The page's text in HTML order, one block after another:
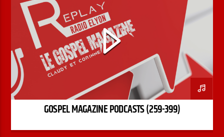
GOSPEL MAGAZINE PODCASTS (259-399)